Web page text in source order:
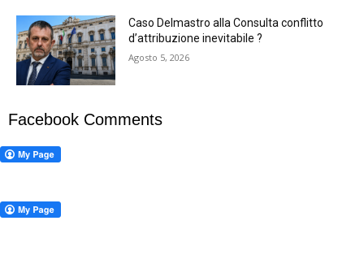
Caso Delmastro alla Consulta conflitto
d’attribuzione inevitabile ?
Agosto 5, 2026
Facebook Comments